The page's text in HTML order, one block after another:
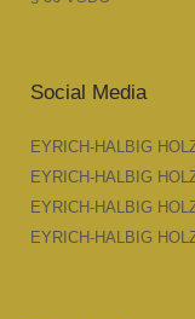
Social Media
EYRICH-HALBIG
EYRICH-HALBIG
EYRICH-HALBIG
EYRICH-HALBIG